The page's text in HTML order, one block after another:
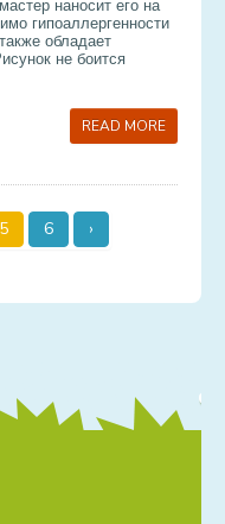
наносит его на
гипоаллергенности
обладает
не боится
READ MORE
5 6 ›